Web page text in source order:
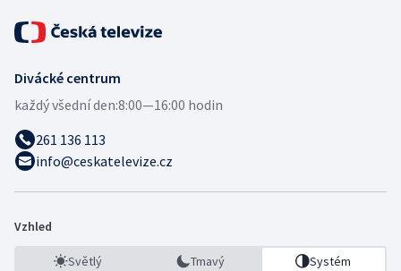
Divácké centrum
každý všední den:8:00—16:00 hodin
261 136 113
info@ceskatelevize.cz
Vzhled
Světlý Tmavý Systém